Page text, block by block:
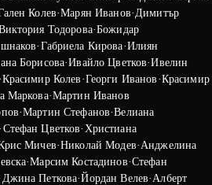
Колев·Марян Иванов· Димитър
Тодорова·Божидар
· Габриела Кирова·Илиян
Борисова·Ивайло Цветков·Ивелин
·Красимир Колев ·Георги Иванов ·Красимир
Маркова·Мартин Иванов
·Мартин Стефанов·Велиана
· Стефан Цветков· Христиана
Мичев·Николай Модев· Анджелина
·Марсим Костадинов·Стефан
Джина Петкова·Йордан Велев· Алберт